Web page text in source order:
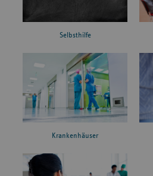
Selbsthilfe
Krankenhäuser